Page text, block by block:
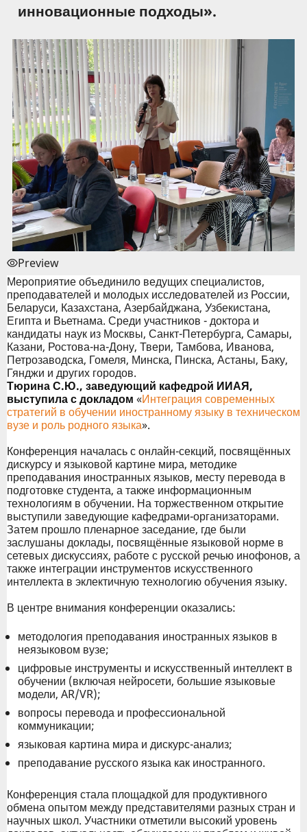
инновационные подходы».
Preview
Мероприятие объединило ведущих специалистов,
преподавателей и молодых исследователей из России,
Беларуси, Казахстана, Азербайджана, Узбекистана,
Египта и Вьетнама. Среди участников - доктора и
кандидаты наук из Москвы, Санкт-Петербурга, Самары,
Казани, Ростова-на-Дону, Твери, Тамбова, Иванова,
Петрозаводска, Гомеля, Минска, Пинска, Астаны, Баку,
Гянджи и других городов.
Тюрина С.Ю., заведующий кафедрой ИИАЯ,
выступила с докладом «Интеграция современных
стратегий в обучении иностранному языку в техническом
вузе и роль родного языка».
Конференция началась с онлайн-секций, посвящённых
дискурсу и языковой картине мира, методике
преподавания иностранных языков, месту перевода в
подготовке студента, а также информационным
технологиям в обучении. На торжественном открытие
выступили заведующие кафедрами-организаторами.
Затем прошло пленарное заседание, где были
заслушаны доклады, посвящённые языковой норме в
сетевых дискуссиях, работе с русской речью инофонов, а
также интеграции инструментов искусственного
интеллекта в эклектичную технологию обучения языку.
В центре внимания конференции оказались:
методология преподавания иностранных языков в
неязыковом вузе;
цифровые инструменты и искусственный интеллект в
обучении (включая нейросети, большие языковые
модели, AR/VR);
вопросы перевода и профессиональной
коммуникации;
языковая картина мира и дискурс-анализ;
преподавание русского языка как иностранного.
Конференция стала площадкой для продуктивного
обмена опытом между представителями разных стран и
научных школ. Участники отметили высокий уровень